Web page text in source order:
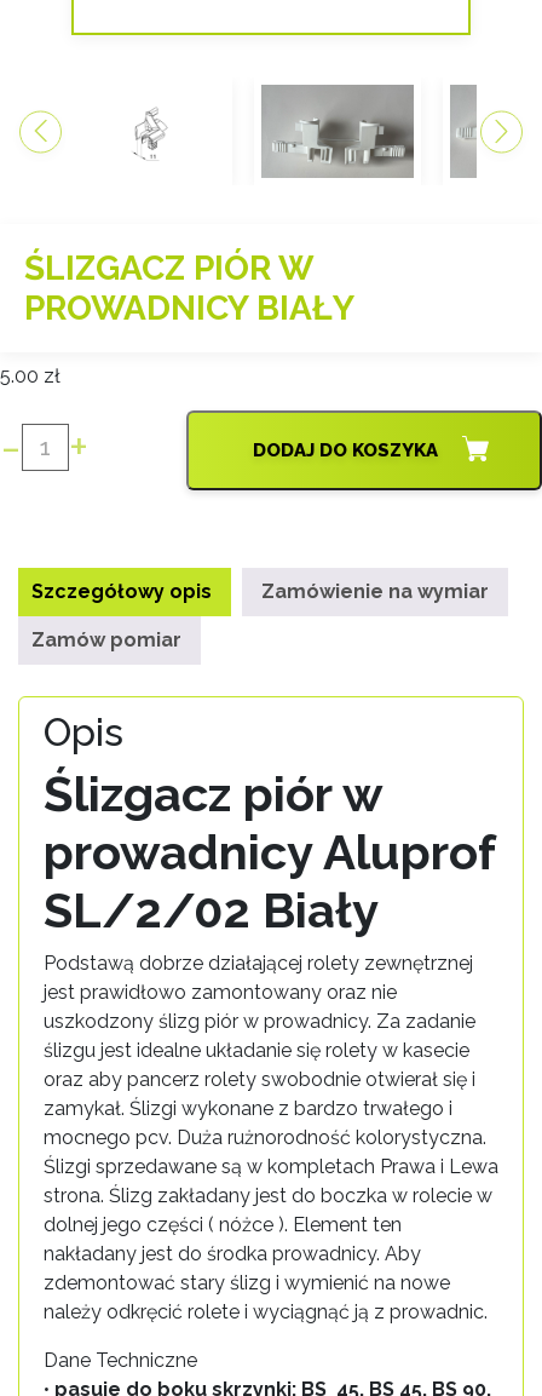
ŚLIZGACZ PIÓR W
PROWADNICY BIAŁY
5.00 zł
-
ilość
PROWADNICY
BIAŁY
+ DODAJ DO KOSZYKA
Szczegółowy opis Zamówienie na wymiar
Zamów pomiar
Opis
Ślizgacz piór w
prowadnicy Aluprof
SL/2/02 Biały
Podstawą dobrze działającej rolety zewnętrznej
jest prawidłowo zamontowany oraz nie
uszkodzony ślizg piór w prowadnicy. Za zadanie
ślizgu jest idealne układanie się rolety w kasecie
oraz aby pancerz rolety swobodnie otwierał się i
zamykał. Ślizgi wykonane z bardzo trwałego i
mocnego pcv. Duża rużnorodność kolorystyczna.
Ślizgi sprzedawane są w kompletach Prawa i Lewa
strona. Ślizg zakładany jest do boczka w rolecie w
dolnej jego części ( nóżce ). Element ten
nakładany jest do środka prowadnicy. Aby
zdemontować stary ślizg i wymienić na nowe
należy odkręcić rolete i wyciągnąć ją z prowadnic.
Dane Techniczne
• pasuje do boku skrzynki: BS_45, BS 45, BS 90,